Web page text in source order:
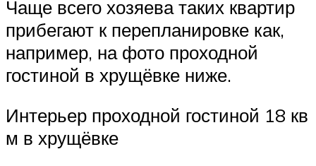
Чаще всего хозяева таких квартир
прибегают к перепланировке как,
например, на фото проходной
гостиной в хрущёвке ниже.
Интерьер проходной гостиной 18 кв
м в хрущёвке